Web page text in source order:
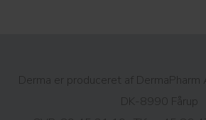
Derma er produceret af DermaPharm
DK-8990 Fårup